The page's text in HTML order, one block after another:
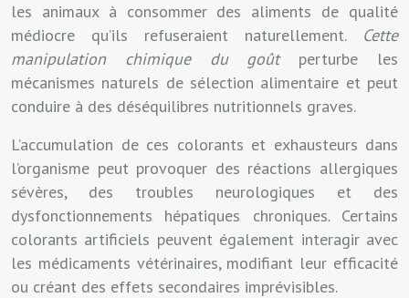
les animaux à consommer des aliments de qualité
médiocre qu’ils refuseraient naturellement. Cette
manipulation chimique du goût perturbe les
mécanismes naturels de sélection alimentaire et peut
conduire à des déséquilibres nutritionnels graves.
L’accumulation de ces colorants et exhausteurs dans
l’organisme peut provoquer des réactions allergiques
sévères, des troubles neurologiques et des
dysfonctionnements hépatiques chroniques. Certains
colorants artificiels peuvent également interagir avec
les médicaments vétérinaires, modifiant leur efficacité
ou créant des effets secondaires imprévisibles.